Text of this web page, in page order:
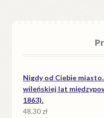
Nigdy od Ciebie
wileńskiej lat
1863).
48.30zł